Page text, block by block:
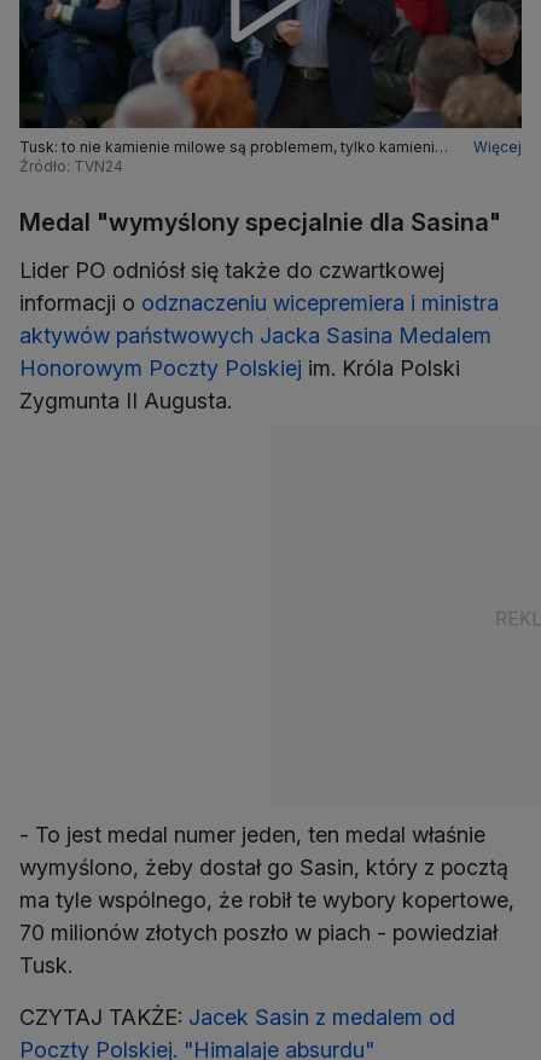
Tusk: to nie kamienie milowe są problemem, tylko kamienie
u szyi naszej ojczyzny
Więcej
Źródło: TVN24
Medal "wymyślony specjalnie dla Sasina"
Lider PO odniósł się także do czwartkowej
informacji o odznaczeniu wicepremiera i ministra
aktywów państwowych Jacka Sasina Medalem
Honorowym Poczty Polskiej im. Króla Polski
Zygmunta II Augusta.
- To jest medal numer jeden, ten medal właśnie
wymyślono, żeby dostał go Sasin, który z pocztą
ma tyle wspólnego, że robił te wybory kopertowe,
70 milionów złotych poszło w piach - powiedział
Tusk.
CZYTAJ TAKŻE: Jacek Sasin z medalem od
Poczty Polskiej. "Himalaje absurdu"